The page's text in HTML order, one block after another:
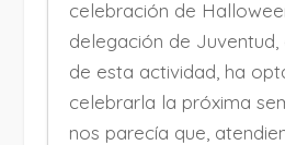
celebración de
delegación de
de esta actividad, ha
celebrarla la próxima
nos parecía que,